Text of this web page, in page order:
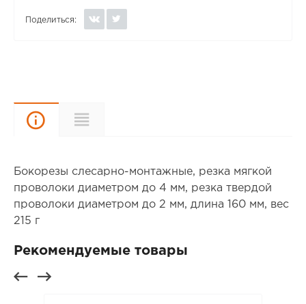
Поделиться:
Описание
Бокорезы слесарно-монтажные, резка мягкой
проволоки диаметром до 4 мм, резка твердой
проволоки диаметром до 2 мм, длина 160 мм, вес
215 г
Рекомендуемые товары